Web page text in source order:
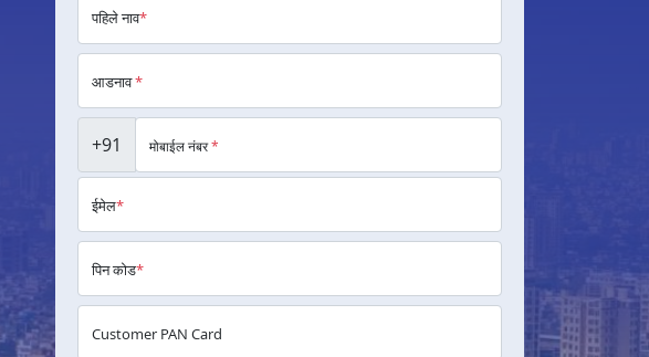
पहिले नाव*
आडनाव*
+91 मोबाईल नंबर*
ईमेल*
पिन कोड*
Customer PAN Card